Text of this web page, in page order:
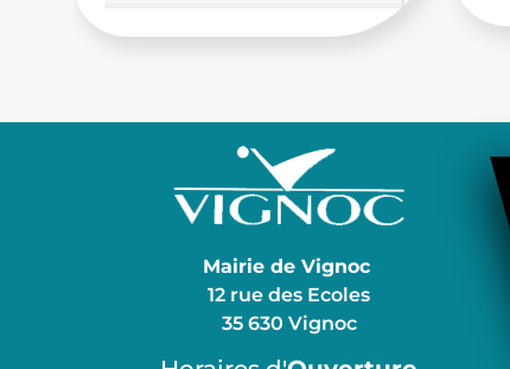
Mairie de Vignoc
12 rue des Ecoles
35 630 Vignoc